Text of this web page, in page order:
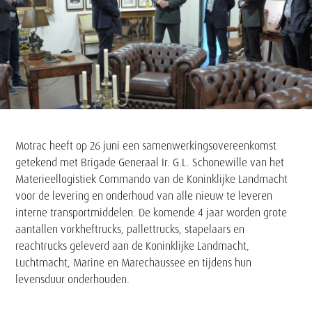
Tekst
Motrac heeft op 26 juni een samenwerkingsovereenkomst
getekend met Brigade Generaal Ir. G.L. Schonewille van het
Materieellogistiek Commando van de Koninklijke Landmacht
voor de levering en onderhoud van alle nieuw te leveren
interne transportmiddelen. De komende 4 jaar worden grote
aantallen vorkheftrucks, pallettrucks, stapelaars en
reachtrucks geleverd aan de Koninklijke Landmacht,
Luchtmacht, Marine en Marechaussee en tijdens hun
levensduur onderhouden.